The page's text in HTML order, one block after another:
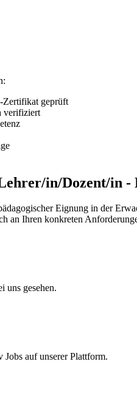
Zertifikat geprüft
verifiziert
in/Dozent/in -
Eignung in der
an Ihren konkreten
uns gesehen.
auf unserer Plattform.